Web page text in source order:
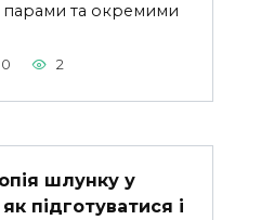
парами та окремими
0 2
шлунку у
підготуватися і